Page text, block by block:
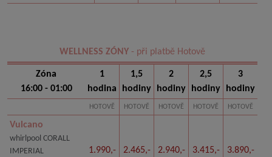
WELLNESS ZÓNY - při platbě Hotově
Zóna
16:00 - 01:00
1
hodina
1,5
hodiny
2
hodiny
2,5
hodiny
3
hodiny
HOTOVĚ HOTOVĚ HOTOVĚ HOTOVĚ HOTOVĚ
Vulcano
whirlpool CORALL
IMPERIAL
1.990,- 2.465,- 2.940,- 3.415,- 3.890,-